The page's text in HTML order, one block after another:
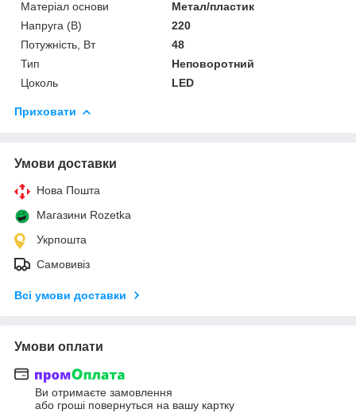
Матеріал основи
Метал/пластик
Напруга (В)
220
Потужність, Вт
48
Тип
Неповоротний
Цоколь
LED
Приховати
Умови доставки
Нова Пошта
Магазини Rozetka
Укрпошта
Самовивіз
Всі умови доставки
Умови оплати
Ви отримаєте замовлення
або гроші повернуться на вашу картку